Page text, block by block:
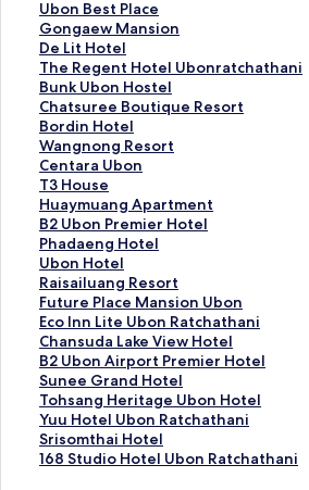
ง
ก์
ม
า
ต
ร
ฐ
า
น
สำ
ห
รั
บ
P
e
n
t
a
h
u
g
H
o
t
Ubon Best Place
ลิ
ง
ก์
ม
า
ต
ร
ฐ
า
น
สำ
ห
รั
บ
U
b
o
n
B
e
s
t
P
l
Gongaew Mansion
ลิ
ง
ก์
ม
า
ต
ร
ฐ
า
น
สำ
ห
รั
บ
G
o
n
g
a
e
w
M
a
De Lit Hotel
ลิ
ง
ก์
ม
า
ต
ร
ฐ
า
น
สำ
ห
รั
บ
D
e
L
i
t
H
o
t
The Regent Hotel Ubonratchathani
ลิ
ง
ก์
ม
า
ต
ร
ฐ
า
น
สำ
ห
รั
บ
T
h
e
R
e
g
e
Bunk Ubon Hostel
ลิ
ง
ก์
ม
า
ต
ร
ฐ
า
น
สำ
ห
รั
บ
B
u
n
k
U
b
Chatsuree Boutique Resort
ลิ
ง
ก์
ม
า
ต
ร
ฐ
า
น
สำ
ห
รั
บ
C
h
a
t
s
Bordin Hotel
ลิ
ง
ก์
ม
า
ต
ร
ฐ
า
น
สำ
ห
รั
บ
B
o
r
d
Wangnong Resort
ลิ
ง
ก์
ม
า
ต
ร
ฐ
า
น
สำ
ห
รั
บ
W
a
n
Centara Ubon
ลิ
ง
ก์
ม
า
ต
ร
ฐ
า
น
สำ
ห
รั
บ
C
e
T3 House
ลิ
ง
ก์
ม
า
ต
ร
ฐ
า
น
สำ
ห
รั
บ
T
Huaymuang Apartment
ลิ
ง
ก์
ม
า
ต
ร
ฐ
า
น
สำ
ห
รั
บ
B2 Ubon Premier Hotel
ลิ
ง
ก์
ม
า
ต
ร
ฐ
า
น
สำ
ห
รั
Phadaeng Hotel
ลิ
ง
ก์
ม
า
ต
ร
ฐ
า
น
สำ
ห
Ubon Hotel
ลิ
ง
ก์
ม
า
ต
ร
ฐ
า
น
สำ
Raisailuang Resort
ลิ
ง
ก์
ม
า
ต
ร
ฐ
า
น
Future Place Mansion Ubon
ลิ
ง
ก์
ม
า
ต
ร
ฐ
า
Eco Inn Lite Ubon Ratchathani
ลิ
ง
ก์
ม
า
ต
ร
ฐ
Chansuda Lake View Hotel
ลิ
ง
ก์
ม
า
ต
ร
B2 Ubon Airport Premier Hotel
ลิ
ง
ก์
ม
า
ต
Sunee Grand Hotel
ลิ
ง
ก์
ม
า
Tohsang Heritage Ubon Hotel
ลิ
ง
ก์
ม
Yuu Hotel Ubon Ratchathani
ลิ
ง
ก์
Srisomthai Hotel
ลิ
ง168 Studio Hotel Ubon Ratchathani
ลิ